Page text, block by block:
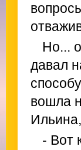
Но...
давал
вошла
- Вот